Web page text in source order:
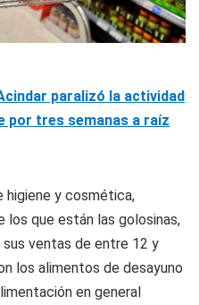
paralizó la actividad
por tres semanas a raíz
higiene y cosmética,
los que están las golosinas,
sus ventas de entre 12 y
los alimentos de desayuno
en general